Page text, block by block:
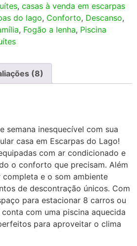
, casas à venda em escarpas
do lago, Conforto, Descanso,
, Fogão a lenha, Piscina
(8)
semana inesquecível com sua
casa em Escarpas do Lago!
com ar condicionado e
o conforto que precisam. Além
completa e o som ambiente
de descontração únicos. Com
para estacionar 8 carros ou
com uma piscina aquecida
para aproveitar o clima